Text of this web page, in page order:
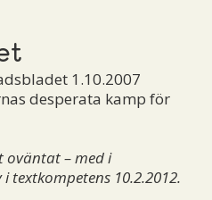
1.10.2007
desperata kamp för
oväntat – med i
textkompetens 10.2.2012.